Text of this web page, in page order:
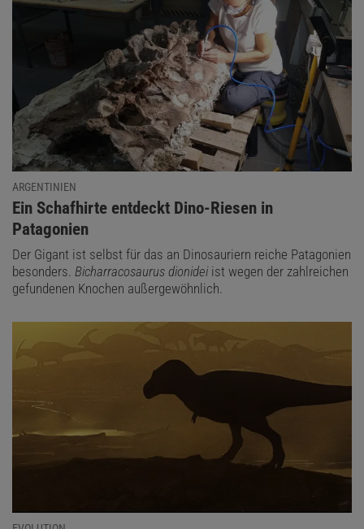
ARGENTINIEN
:
Ein Schafhirte entdeckt Dino-Riesen in
Patagonien
Der Gigant ist selbst für das an Dinosauriern reiche Patagonien
besonders. Bicharracosaurus dionideiist wegen der zahlreichen
gefundenen Knochen außergewöhnlich.